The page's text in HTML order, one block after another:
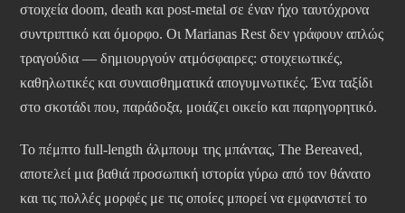
στοιχεία doom, death και post-metal σε έναν ήχο ταυτόχρονα
συντριπτικό και όμορφο. Οι Marianas Rest δεν γράφουν απλώς
τραγούδια — δημιουργούν ατμόσφαιρες: στοιχειωτικές,
καθηλωτικές και συναισθηματικά απογυμνωτικές. Ένα ταξίδι
στο σκοτάδι που, παράδοξα, μοιάζει οικείο και παρηγορητικό.
Το πέμπτο full-length άλμπουμ της μπάντας, The Bereaved,
αποτελεί μια βαθιά προσωπική ιστορία γύρω από τον θάνατο
και τις πολλές μορφές με τις οποίες μπορεί να εμφανιστεί το